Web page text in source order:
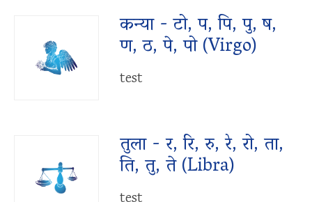
कन्या - टो, प, पि, पु, ष,
ण, ठ, पे, पो (Virgo)
test
तुला - र, रि, रु, रे, रो, ता,
ति, तु, ते (Libra)